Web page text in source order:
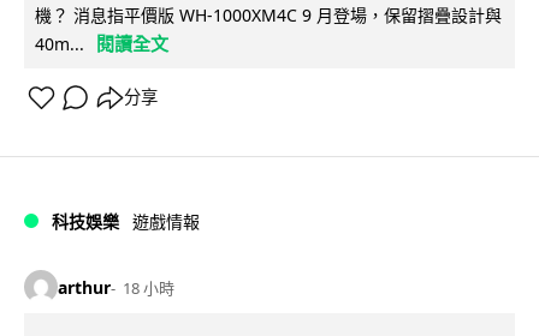
機？ 消息指平價版 WH-1000XM4C 9 月登場，保留摺疊設計與
40m...
閱讀全文
分享
科技娛樂 遊戲情報
arthur 18 小時